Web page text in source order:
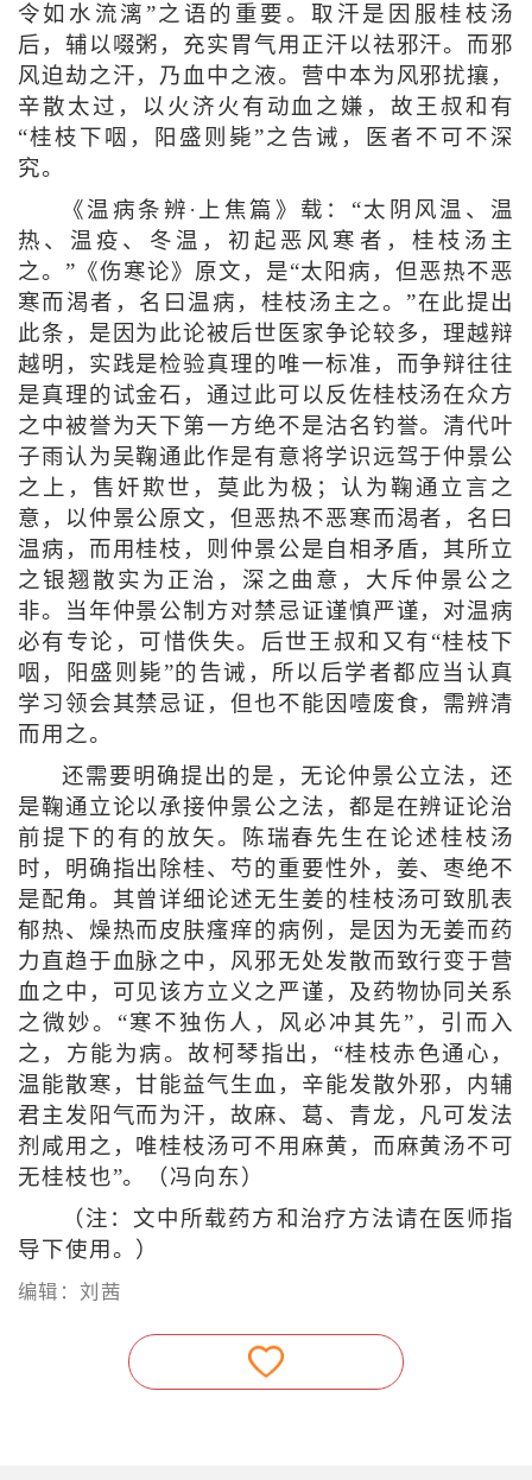
令如水流漓”之语的重要。取汗是因服桂枝汤
后，辅以啜粥，充实胃气用正汗以祛邪汗。而邪
风迫劫之汗，乃血中之液。营中本为风邪扰攘，
辛散太过，以火济火有动血之嫌，故王叔和有
“桂枝下咽，阳盛则毙”之告诫，医者不可不深
究。
《温病条辨·上焦篇》载：“太阴风温、温
热、温疫、冬温，初起恶风寒者，桂枝汤主
之。”《伤寒论》原文，是“太阳病，但恶热不恶
寒而渴者，名曰温病，桂枝汤主之。”在此提出
此条，是因为此论被后世医家争论较多，理越辩
越明，实践是检验真理的唯一标准，而争辩往往
是真理的试金石，通过此可以反佐桂枝汤在众方
之中被誉为天下第一方绝不是沽名钓誉。清代叶
子雨认为吴鞠通此作是有意将学识远驾于仲景公
之上，售奸欺世，莫此为极；认为鞠通立言之
意，以仲景公原文，但恶热不恶寒而渴者，名曰
温病，而用桂枝，则仲景公是自相矛盾，其所立
之银翘散实为正治，深之曲意，大斥仲景公之
非。当年仲景公制方对禁忌证谨慎严谨，对温病
必有专论，可惜佚失。后世王叔和又有“桂枝下
咽，阳盛则毙”的告诫，所以后学者都应当认真
学习领会其禁忌证，但也不能因噎废食，需辨清
而用之。
还需要明确提出的是，无论仲景公立法，还
是鞠通立论以承接仲景公之法，都是在辨证论治
前提下的有的放矢。陈瑞春先生在论述桂枝汤
时，明确指出除桂、芍的重要性外，姜、枣绝不
是配角。其曾详细论述无生姜的桂枝汤可致肌表
郁热、燥热而皮肤瘙痒的病例，是因为无姜而药
力直趋于血脉之中，风邪无处发散而致行变于营
血之中，可见该方立义之严谨，及药物协同关系
之微妙。“寒不独伤人，风必冲其先”，引而入
之，方能为病。故柯琴指出，“桂枝赤色通心，
温能散寒，甘能益气生血，辛能发散外邪，内辅
君主发阳气而为汗，故麻、葛、青龙，凡可发法
剂咸用之，唯桂枝汤可不用麻黄，而麻黄汤不可
无桂枝也”。（冯向东）
（注：文中所载药方和治疗方法请在医师指
导下使用。）
编辑：刘茜